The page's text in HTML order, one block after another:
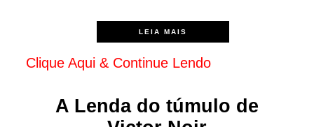
LEIA MAIS
Clique Aqui & Continue Lendo
A Lenda do túmulo de